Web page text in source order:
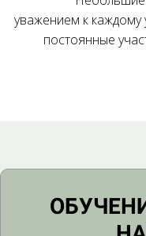
уважением к каждому
постоянные